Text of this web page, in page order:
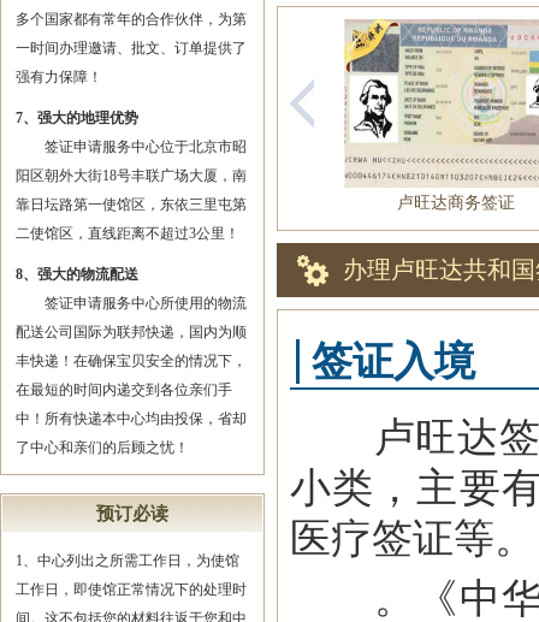
多个国家都有常年的合作伙伴，为第
一时间办理邀请、批文、订单提供了
强有力保障！
7、强大的地理优势
签证申请服务中心位于北京市昭
阳区朝外大街18号丰联广场大厦，南
靠日坛路第一使馆区，东依三里屯第
二使馆区，直线距离不超过3公里！
8、强大的物流配送
签证申请服务中心所使用的物流
配送公司国际为联邦快递，国内为顺
丰快递！在确保宝贝安全的情况下，
在最短的时间内递交到各位亲们手
中！所有快递本中心均由投保，省却
了中心和亲们的后顾之忧！
预订必读
1、中心列出之所需工作日，为使馆
工作日，即使馆正常情况下的处理时
间。这不包括您的材料往返于您和中
卢旺达商务签证
办理卢旺达共和
签证入境
卢旺达签
小类，主要
医疗签证等。
。《中华